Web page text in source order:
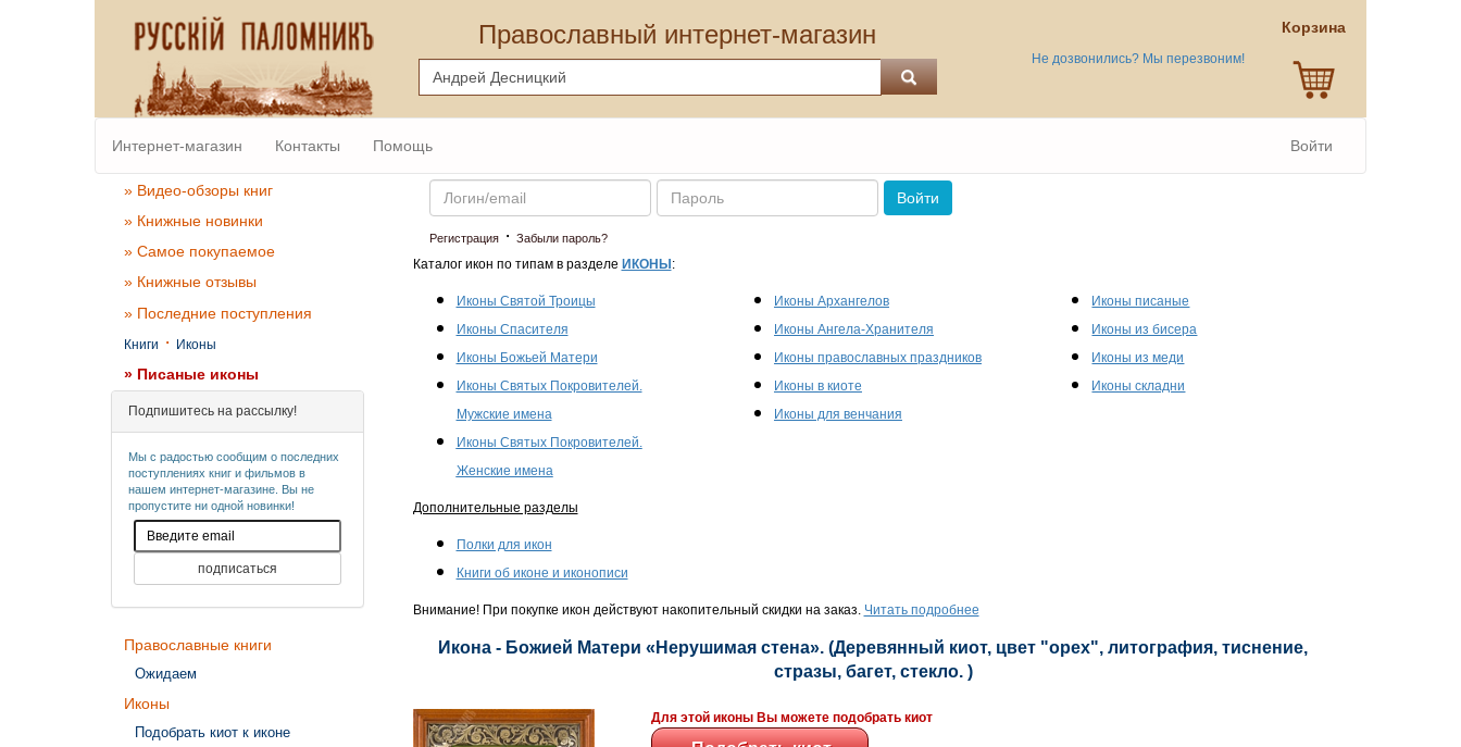
Православный интернет-магазин
Не дозвонились? Мы перезвоним!
Корзина
Интернет-магазин Контакты Помощь Войти
» Видео-обзоры книг
» Книжные новинки
» Самое покупаемое
» Книжные отзывы
» Последние поступления
Книги · Иконы
» Писаные иконы
Подпишитесь на рассылку!
Мы с радостью сообщим о последних
поступлениях книг и фильмов в
нашем интернет-магазине. Вы не
пропустите ни одной новинки!
Православные книги
Ожидаем
Иконы
Подобрать киот к иконе
Email Пароль
Войти
Регистрация· Забыли пароль?
Каталог икон по типам в разделе ИКОНЫ :
Иконы Святой Троицы
Иконы Спасителя
Иконы Божьей Матери
Иконы Святых Покровителей.
Мужские имена
Иконы Святых Покровителей.
Женские имена
Иконы Архангелов
Иконы Ангела-Хранителя
Иконы православных праздников
Иконы в киоте
Иконы для венчания
Иконы писаные
Иконы из бисера
Иконы из меди
Иконы складни
Дополнительные разделы
Полки для икон
Книги об иконе и иконописи
Внимание! При покупке икон действуют накопительный скидки на заказ. Читать подробнее
Икона - Божией Матери «Нерушимая стена». (Деревянный киот, цвет "орех", литография, тиснение,
стразы, багет, стекло. )
Для этой иконы Вы можете подобрать киот